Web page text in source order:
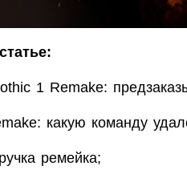
1 Remake:
какую команду
ремейка;